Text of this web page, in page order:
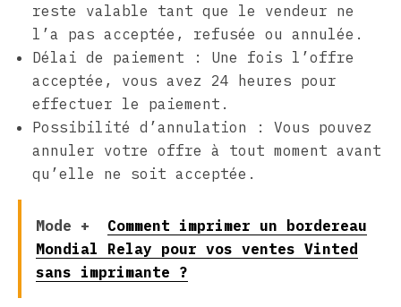
reste valable tant que le vendeur ne
l’a pas acceptée, refusée ou annulée.
Délai de paiement : Une fois l’offre
acceptée, vous avez 24 heures pour
effectuer le paiement.
Possibilité d’annulation : Vous pouvez
annuler votre offre à tout moment avant
qu’elle ne soit acceptée.
Mode +
Comment imprimer un bordereau
Mondial Relay pour vos ventes Vinted
sans imprimante ?